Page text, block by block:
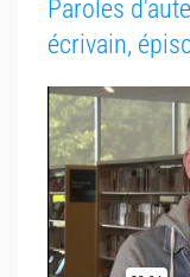
Paroles
écrivain,